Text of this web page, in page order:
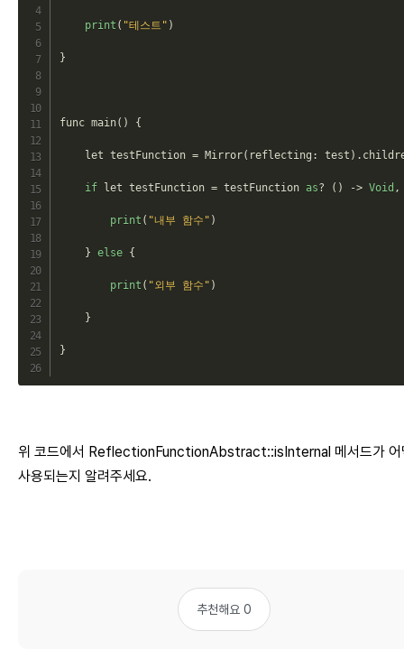
print ( "테스트" )
}
func main( ) {
    let testFunction
= Mirror( reflecting : test ) .
if let testFunction = testFunction as? ( ) -> Void ,
print ( "내부 함수" )
} else {
print ( "외부 함수" )
}
}
위 코드에서 ReflectionFunctionAbstract::isInternal 메서드가 어
사용되는지 알려주세요.
추천해요 0